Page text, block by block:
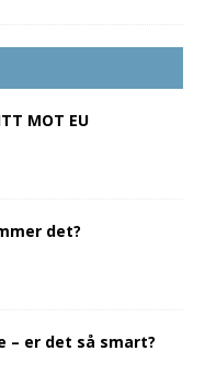
MOT EU
det?
– er det så smart?